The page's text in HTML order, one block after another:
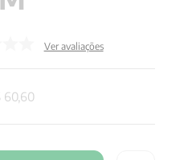
Ver avaliações
60,60